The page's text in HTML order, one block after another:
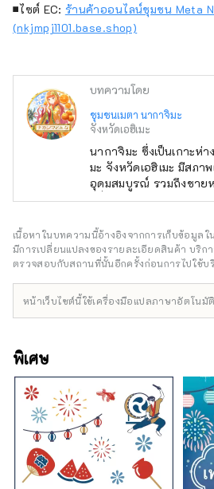
■ไซต์ EC: ร้านค้าออนไลน์ชุมชน Meta
(nkjmpj1101.base.shop)
บทความโดย
ชุมชนเมตา นากาจิมะ
จังหวัดเอฮิเมะ
นากาจิมะ ซึ่งเป็นเกาะห่
มะ จังหวัดเอฮิเมะ มีสภ
อุดมสมบูรณ์ รวมถึงชาย
มีชื่อเสียงในด้านการปลู
ประสบการณ์ในฐานะผู้
ครั้งนี้ เราจะแจก
Card NFT🍊 ให้กับผู้เข้า
นำเสนอโอกาสที่รวบรวม
ร่วมกันในฐานะผู้อยู่อา
ทั้งออนไลน์และออฟไลน์! ชุมชน Meta Nakajima:
https://discord.com/
เว็บไซต์อย่างเป็นทาง
iyokanjima.net
เนื้อหาในบทความนี้อ้างอิงจากการเก็บข้อมูลใ
มีการเปลี่ยนแปลงของรายละเอียดสินค้า บริก
ตรวจสอบกับสถานที่นั้นอีกครั้งก่อนการไปใช้บ
หน้าเว็บไซต์นี้ใช้เครื่องมือแปลภาษาอัตโนมั
พิเศษ